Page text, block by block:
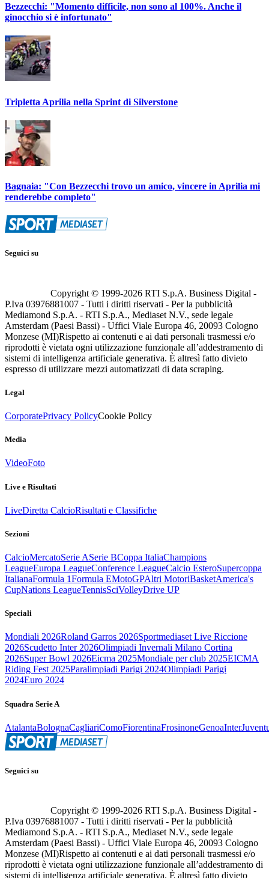
Bezzecchi: "Momento difficile, non sono al 100%. Anche il
ginocchio si è infortunato"
Tripletta Aprilia nella Sprint di Silverstone
Bagnaia: "Con Bezzecchi trovo un amico, vincere in Aprilia mi
renderebbe completo"
Seguici su
Copyright © 1999-2026 RTI S.p.A. Business Digital -
P.Iva 03976881007 - Tutti i diritti riservati - Per la pubblicità
Mediamond S.p.A. - RTI S.p.A., Mediaset N.V., sede legale
Amsterdam (Paesi Bassi) - Uffici Viale Europa 46, 20093 Cologno
Monzese (MI)Rispetto ai contenuti e ai dati personali trasmessi e/o
riprodotti è vietata ogni utilizzazione funzionale all’addestramento di
sistemi di intelligenza artificiale generativa. È altresì fatto divieto
espresso di utilizzare mezzi automatizzati di data scraping.
Legal
CorporatePrivacy PolicyCookie Policy
Media
VideoFoto
Live e Risultati
LiveDiretta CalcioRisultati e Classifiche
Sezioni
CalcioMercatoSerie ASerie BCoppa ItaliaChampions
LeagueEuropa LeagueConference LeagueCalcio EsteroSupercoppa
ItalianaFormula 1Formula EMotoGPAltri MotoriBasketAmerica's
CupNations LeagueTennisSciVolleyDrive UP
Speciali
Mondiali 2026Roland Garros 2026Sportmediaset Live Riccione
2026Scudetto Inter 2026Olimpiadi Invernali Milano Cortina
2026Super Bowl 2026Eicma 2025Mondiale per club 2025EICMA
Riding Fest 2025Paralimpiadi Parigi 2024Olimpiadi Parigi
2024Euro 2024
Squadra Serie A
AtalantaBolognaCagliariComoFiorentinaFrosinoneGenoaInter
Seguici su
Copyright © 1999-2026 RTI S.p.A. Business Digital -
P.Iva 03976881007 - Tutti i diritti riservati - Per la pubblicità
Mediamond S.p.A. - RTI S.p.A., Mediaset N.V., sede legale
Amsterdam (Paesi Bassi) - Uffici Viale Europa 46, 20093 Cologno
Monzese (MI)Rispetto ai contenuti e ai dati personali trasmessi e/o
riprodotti è vietata ogni utilizzazione funzionale all’addestramento di
sistemi di intelligenza artificiale generativa. È altresì fatto divieto